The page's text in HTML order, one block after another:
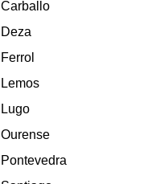
Carballo
Deza
Ferrol
Lemos
Lugo
Ourense
Pontevedra